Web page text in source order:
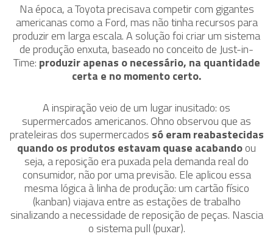
Na época, a Toyota precisava competir com gigantes
americanas como a Ford, mas não tinha recursos para
produzir em larga escala. A solução foi criar um sistema
de produção enxuta,baseado no conceito de Just-in-
Time: produzir apenas o necessário, na quantidade
certa e no momento certo.
A inspiração veio de um lugar inusitado: os
supermercados americanos. Ohno observou que as
prateleiras dos supermercados só eram reabastecidas
quando os produtos estavam quase acabandoou
seja, a reposição era puxada pela demanda real do
consumidor, não por uma previsão. Ele aplicou essa
mesma lógica à linha de produção: um cartão físico
(kanban) viajava entre as estações de trabalho
sinalizando a necessidade de reposição de peças. Nascia
o sistema pull (puxar).